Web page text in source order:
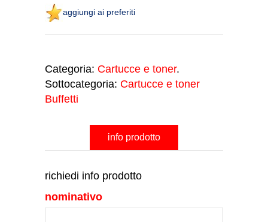
aggiungi ai preferiti
Categoria: Cartucce e toner.
Sottocategoria: Cartucce e toner
Buffetti
info prodotto
richiedi info prodotto
nominativo